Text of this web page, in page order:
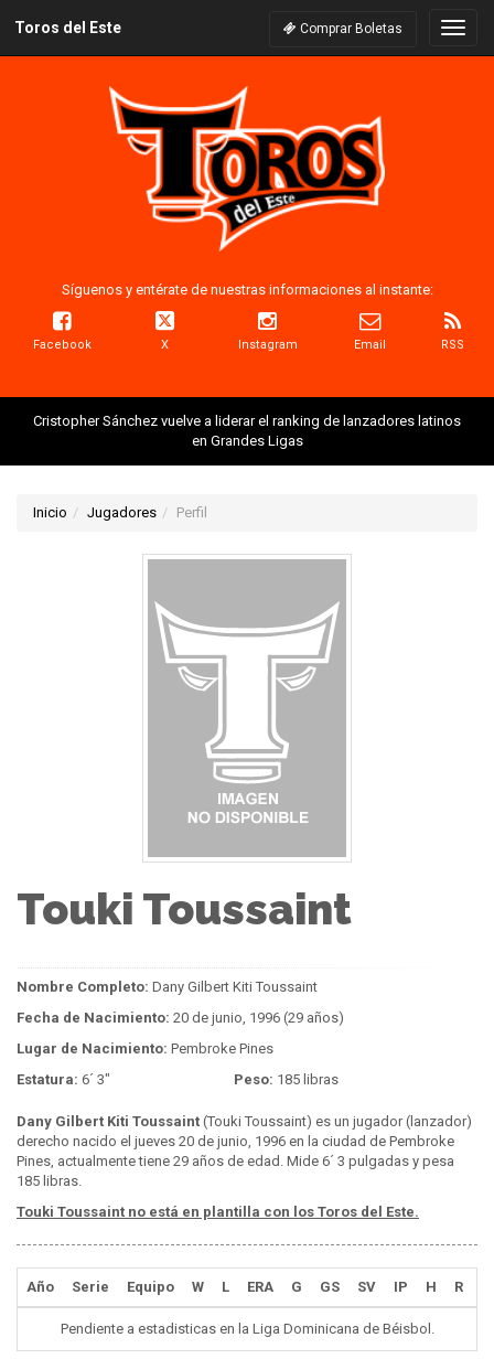
Toros del Este Comprar Boletas
Síguenos y entérate de nuestras informaciones al instante:
Facebook X Instagram Email RSS
Cristopher Sánchez vuelve a liderar el ranking de lanzadores latinos
en Grandes Ligas
Inicio Jugadores Perfil
Touki Toussaint
Nombre Completo: Dany Gilbert Kiti Toussaint
Fecha de Nacimiento: 20 de junio, 1996 (29 años)
Lugar de Nacimiento: Pembroke Pines
Estatura: 6´ 3" Peso: 185 libras
Dany Gilbert Kiti Toussaint (Touki Toussaint) es un jugador (lanzador)
derecho nacido el jueves 20 de junio, 1996 en la ciudad de Pembroke
Pines, actualmente tiene 29 años de edad. Mide 6´ 3 pulgadas y pesa
185 libras.
Touki Toussaint no está en plantilla con los Toros del Este.
Año Serie Equipo W L ERA G GS SV IP H R
Pendiente a estadisticas en la Liga Dominicana de Béisbol.